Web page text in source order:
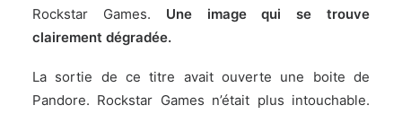
Rockstar Games. Une image qui se trouve
clairement dégradée.
La sortie de ce titre avait ouverte une boite de
Pandore. Rockstar Games n’était plus intouchable.